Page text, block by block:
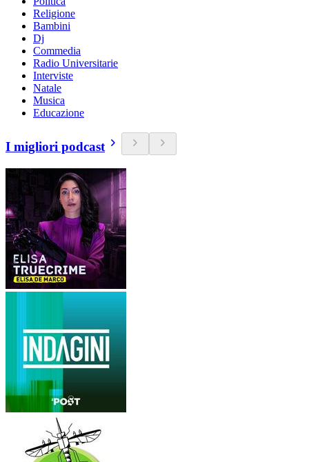
Religione
Bambini
Dj
Commedia
Radio Universitarie
Interviste
Natale
Musica
Educazione
I migliori podcast